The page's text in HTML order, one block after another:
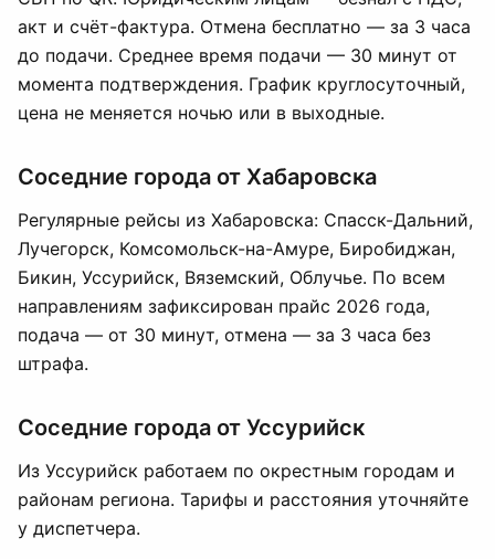
акт и счёт-фактура. Отмена бесплатно — за 3 часа
до подачи. Среднее время подачи — 30 минут от
момента подтверждения. График круглосуточный,
цена не меняется ночью или в выходные.
Соседние города от Хабаровска
Регулярные рейсы из Хабаровска: Спасск-Дальний,
Лучегорск, Комсомольск-на-Амуре, Биробиджан,
Бикин, Уссурийск, Вяземский, Облучье. По всем
направлениям зафиксирован прайс 2026 года,
подача — от 30 минут, отмена — за 3 часа без
штрафа.
Соседние города от Уссурийск
Из Уссурийск работаем по окрестным городам и
районам региона. Тарифы и расстояния уточняйте
у диспетчера.